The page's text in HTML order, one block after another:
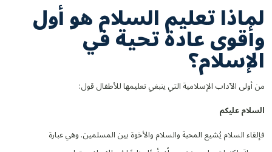
لماذا تعليم السلام هو أول
وأقوى عادة تحية في
الإسلام؟
من أولى الآداب الإسلامية التي ينبغي تعليمها للأطفال قول:
السلام عليكم
فإلقاء السلام يُشيع المحبة والسلام والأخوة بين المسلمين. وهي عبارة